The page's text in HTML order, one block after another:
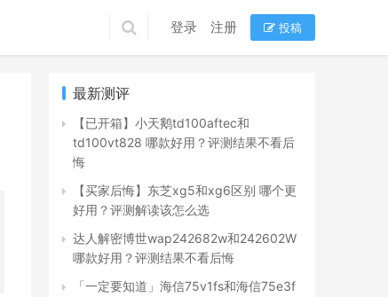
登录 注册 投稿
最新测评
【已开箱】小天鹅td100aftec和
td100vt828 哪款好用？评测结果不看后
悔
【买家后悔】东芝xg5和xg6区别 哪个更
好用？评测解读该怎么选
达人解密博世wap242682w和242602W
哪款好用？评测结果不看后悔
「一定要知道」海信75v1fs和海信75e3f